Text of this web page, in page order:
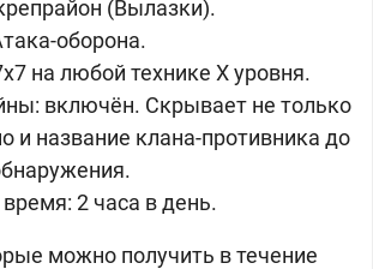
(Вылазки).
оборона.
на любой технике X уровня.
включён. Cкрывает не только
и название клана-противника до
2 часа в день.
можно получить в течение